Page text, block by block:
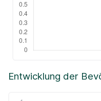
Entwicklung der